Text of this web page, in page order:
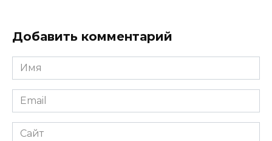
Добавить комментарий
Имя
Email
Сайт